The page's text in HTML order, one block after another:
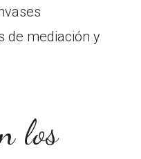
de mediación y
los